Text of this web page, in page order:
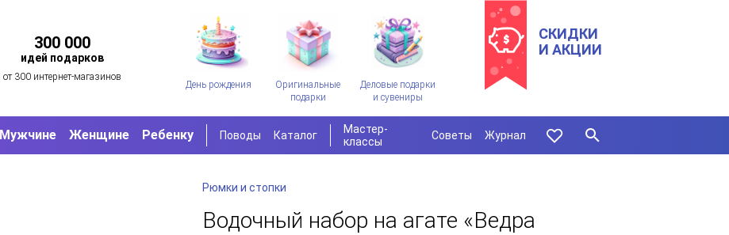
300 000
идей подарков
от 300 интернет-магазинов
День рождения
Оригинальные
подарки
Деловые подарки
и сувениры
СКИДКИ
И АКЦИИ
Мужчине Женщине Ребенку Поводы Каталог
Мастер-
классы
Советы Журнал
Рюмки и стопки
Водочный набор на агате «Ведра